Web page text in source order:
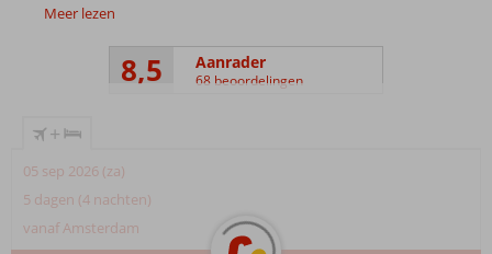
Meer lezen
8,5 Aanrader
68 beoordelingen
+
05 sep 2026 (za)
5 dagen (4 nachten)
vanaf Amsterdam